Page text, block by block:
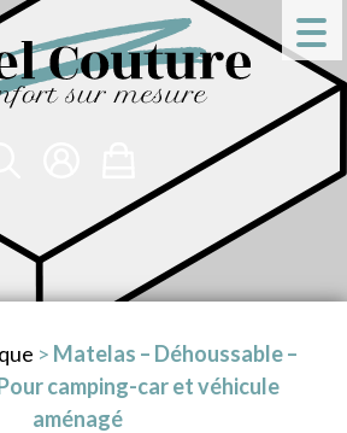
> Matelas – Déhoussable –
camping-car et véhicule
aménagé